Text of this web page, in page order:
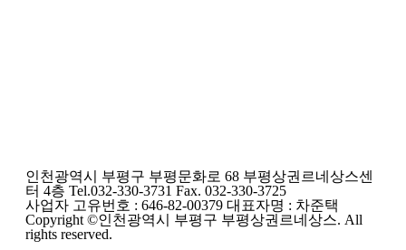
인천광역시 부평구 부평문화로 68 부평상권르네상스센
터 4층 Tel.032-330-3731 Fax. 032-330-3725
사업자 고유번호 : 646-82-00379 대표자명 : 차준택
Copyright ©인천광역시 부평구 부평상권르네상스. All
rights reserved.